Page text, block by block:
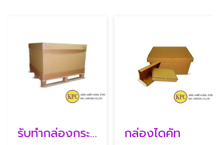
รับทํากล่องกระดาษลูกฟูก กล่องไดคัท